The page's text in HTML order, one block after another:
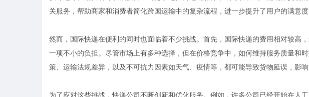
关服务，帮助商家和消费者简化跨国运输中的复杂流程，进一步提升了用户的满意度
然而，国际快递在便利的同时也面临着不少挑战。首先，国际快递的费用相对较高
一项不小的负担。尽管市场上有多种选择，但在价格竞争中，如何维持服务质量和
策、运输法规差异，以及不可抗力因素如天气、疫情等，都可能导致货物延误，影响
为了应对这些挑战，快递公司不断创新和优化服务。例如，许多公司已经开始在人